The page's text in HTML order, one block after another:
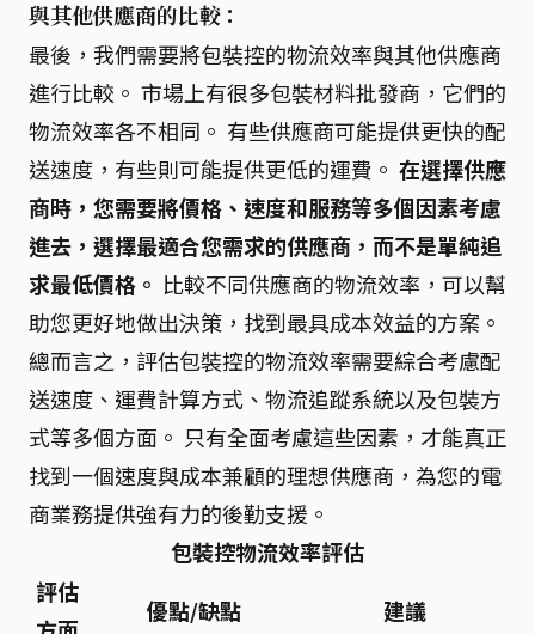
與其他供應商的比較：
最後，我們需要將包裝控的物流效率與其他供應商
進行比較。 市場上有很多包裝材料批發商，它們的
物流效率各不相同。 有些供應商可能提供更快的配
送速度，有些則可能提供更低的運費。 在選擇供應
商時，您需要將價格、速度和服務等多個因素考慮
進去，選擇最適合您需求的供應商，而不是單純追
求最低價格。 比較不同供應商的物流效率，可以幫
助您更好地做出決策，找到最具成本效益的方案。
總而言之，評估包裝控的物流效率需要綜合考慮配
送速度、運費計算方式、物流追蹤系統以及包裝方
式等多個方面。 只有全面考慮這些因素，才能真正
找到一個速度與成本兼顧的理想供應商，為您的電
商業務提供強有力的後勤支援。
包裝控物流效率評估
評估
優點/缺點
建議